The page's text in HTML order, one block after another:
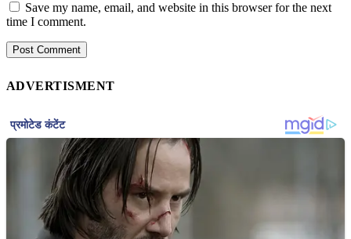
Save my name, email, and website in this browser for the next
time I comment.
ADVERTISMENT